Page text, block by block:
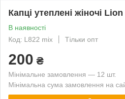
Капці утеплені жіночі Lion
В наявності
Код: L822 mix
Тільки опт
200 ₴
Мінімальне замовлення — 12 шт.
Мінімальна сума замовлення на